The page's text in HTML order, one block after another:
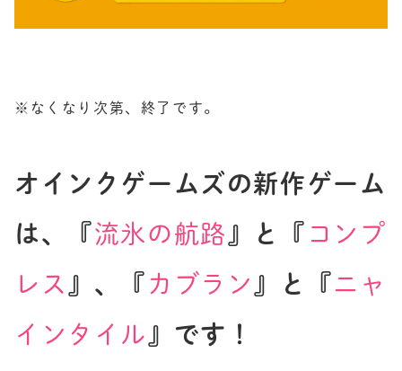
※なくなり次第、終了です。
オインクゲームズの新作ゲーム
は、『流氷の航路 』と『 コンプ
レス 』、『 カブラン 』と『ニャ
インタイル 』です！